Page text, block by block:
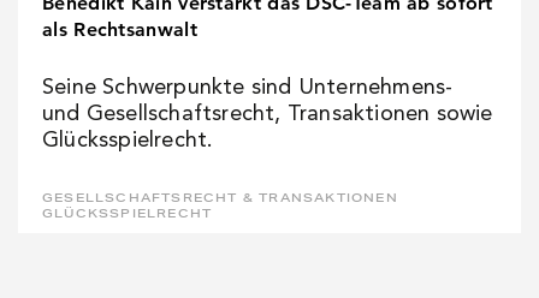
als Rechtsanwalt
Seine Schwerpunkte sind Unternehmens-
und Gesellschaftsrecht, Transaktionen sowie
Glücksspielrecht.
GESELLSCHAFTSRECHT & TRANSAKTIONEN
GLÜCKSSPIELRECHT